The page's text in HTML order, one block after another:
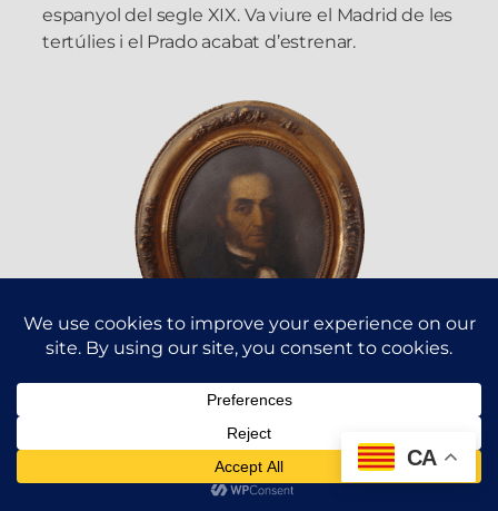
espanyol del segle XIX. Va viure el Madrid de les
tertúlies i el Prado acabat d’estrenar.
Autoretrat d’Antonio García
L’Antonio es va casar amb la Carmen Mencía.
Van tenir 10 fills. Una filla seva, Amelia, es va
CA